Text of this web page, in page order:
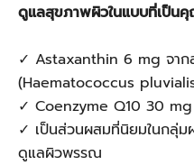
ดูแลสุขภาพผิวในแบบที่เป็น
✓ Astaxanthin 6 mg จาก
(Haematococcus
✓ Coenzyme Q10 30 mg
✓ เป็นส่วนผสมที่นิยมในกลุ่ม
ดูแลผิวพรรณ